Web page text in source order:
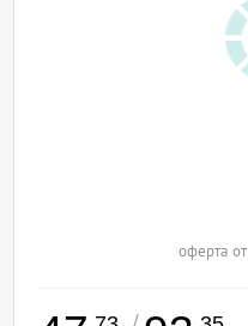
оферта от